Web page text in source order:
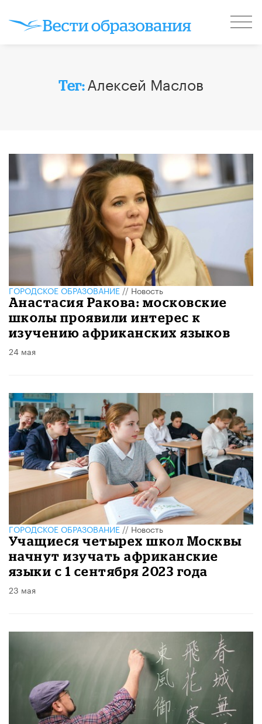
Тег: Алексей Маслов
ГОРОДСКОЕ ОБРАЗОВАНИЕ//Новость
Анастасия Ракова: московские
школы проявили интерес к
изучению африканских языков
24 мая
ГОРОДСКОЕ ОБРАЗОВАНИЕ//Новость
Учащиеся четырех школ Москвы
начнут изучать африканские
языки с 1 сентября 2023 года
23 мая